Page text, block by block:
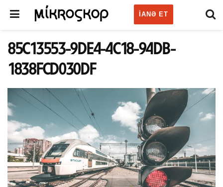
IANƏ ET
85C13553-9DE4-4C18-94DB-
1838FCD030DF